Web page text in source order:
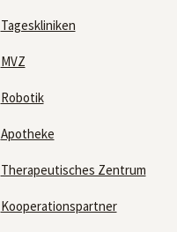
Tageskliniken
MVZ
Robotik
Apotheke
Therapeutisches Zentrum
Kooperationspartner